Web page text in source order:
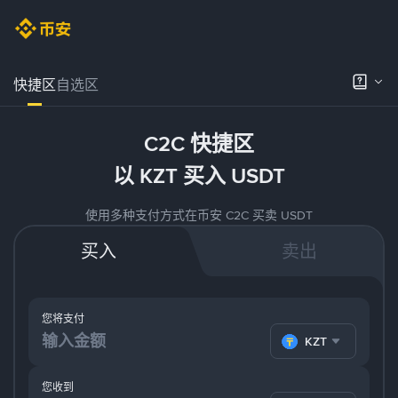
快捷区自选区
C2C 快捷区
以 KZT 买入 USDT
使用多种支付方式在币安 C2C 买卖 USDT
买入 卖出
您将支付
KZT
您收到